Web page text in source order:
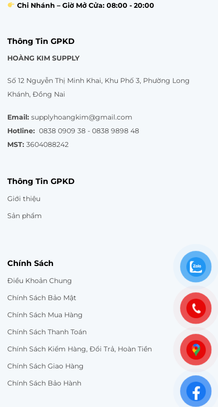
Chi Nhánh – Giờ Mở Cửa: 08:00 - 20:00
Thông Tin GPKD
HOÀNG KIM SUPPLY
Số 12 Nguyễn Thị Minh Khai, Khu Phố 3, Phường Long
Khánh, Đồng Nai
Email: supplyhoangkim@gmail.com
Hotline: 0838 0909 38 - 0838 9898 48
MST: 3604088242
Thông Tin GPKD
Giới thiệu
Sản phẩm
Chính Sách
Điều Khoản Chung
Chính Sách Bảo Mật
Chính Sách Mua Hàng
Chính Sách Thanh Toán
Chính Sách Kiểm Hàng, Đổi Trả, Hoàn Tiền
Chính Sách Giao Hàng
Chính Sách Bảo Hành